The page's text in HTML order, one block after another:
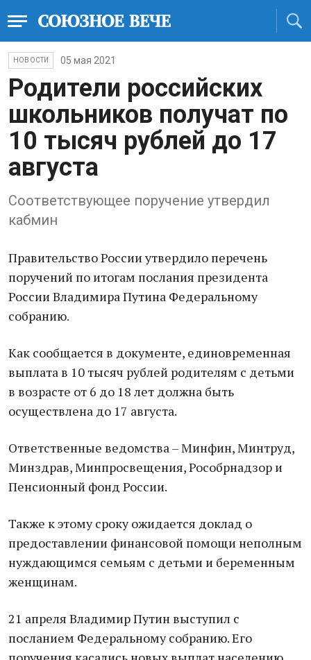
НОВОСТИ 05 мая 2021
Родители российских
школьников получат по
10 тысяч рублей до 17
августа
Соответствующее поручение утвердил
кабмин
Правительство России утвердило перечень
поручений по итогам послания президента
России Владимира Путина Федеральному
собранию.
Как сообщается в документе, единовременная
выплата в 10 тысяч рублей родителям с детьми
в возрасте от 6 до 18 лет должна быть
осуществлена до 17 августа.
Ответственные ведомства – Минфин, Минтруд,
Минздрав, Минпросвещения, Рособрнадзор и
Пенсионный фонд России.
Также к этому сроку ожидается доклад о
предоставлении финансовой помощи неполным
нуждающимся семьям с детьми и беременным
женщинам.
21 апреля Владимир Путин выступил с
посланием Федеральному собранию. Его